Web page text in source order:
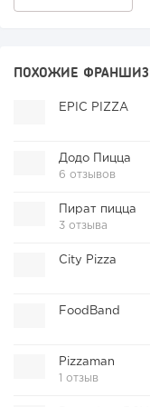
ПОХОЖИЕ
EPIC PIZZA
Додо Пицца
6 отзывов
Пират пицца
3 отзыва
City Pizza
FoodBand
Pizzaman
1 отзыв